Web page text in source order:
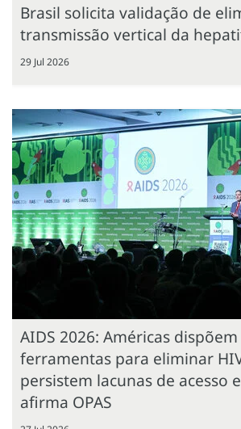
Brasil solicita validação de
transmissão vertical da
29 Jul 2026
AIDS 2026: Américas
ferramentas para eliminar
persistem lacunas de acesso
afirma OPAS